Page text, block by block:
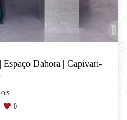
Espaço Dahora | Capivari-
0